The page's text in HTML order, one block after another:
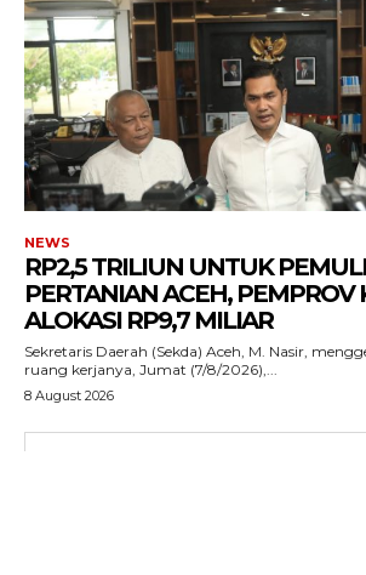
ACEHKINI.ID
Situs Berita Aceh
NEWS
RP2,5 TRILIUN UNTUK
PERTANIAN ACEH, PEMPROV
ALOKASI RP9,7 MILIAR
‎Sekretaris Daerah (Sekda) Aceh, M. Nasir,
ruang kerjanya, Jumat (7/8/2026),...
8 August 2026